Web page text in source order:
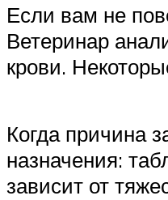
Если вам не
Ветеринар
крови.
Когда причина
назначения:
зависит от